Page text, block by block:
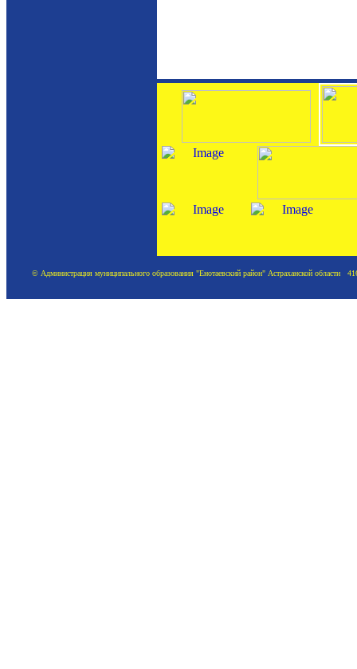
© Администрация муниципального образования "Енотаевский район" Астраханской области